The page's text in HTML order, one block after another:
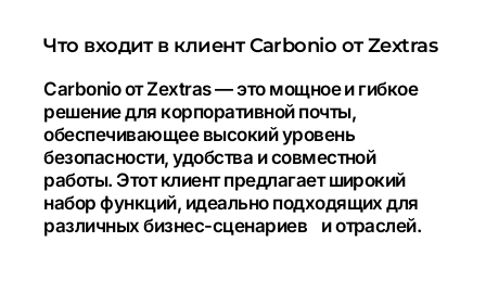
Что входит в клиент Carbonio от Zextras
Carbonio от Zextras — это мощное и гибкое
решение для корпоративной почты,
обеспечивающее высокий уровень
безопасности, удобства и совместной
работы. Этот клиент предлагает широкий
набор функций, идеально подходящих для
различных бизнес-сценариев и отраслей.